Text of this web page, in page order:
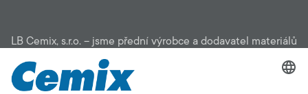
LB Cemix, s.r.o. – jsme přední výrobce a dodavatel materiálů
pro stavbu: zateplení, fasády, malty, stěrky, omítky, potěry,
penetrace, lepidla, podlahové stěrky, sanační systémy,
zahradní program. Pomůžeme vám vybrat vhodný materiál